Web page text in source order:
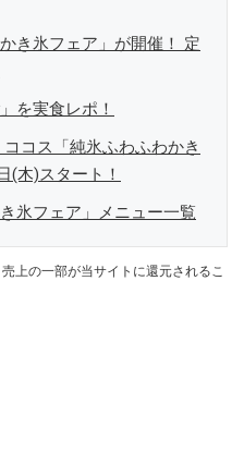
き氷フェア」が開催！ 定
を実食レポ！
ココス「純氷ふわふわかき
(木)スタート！
氷フェア」メニュー一覧
上の一部が当サイトに還元されるこ